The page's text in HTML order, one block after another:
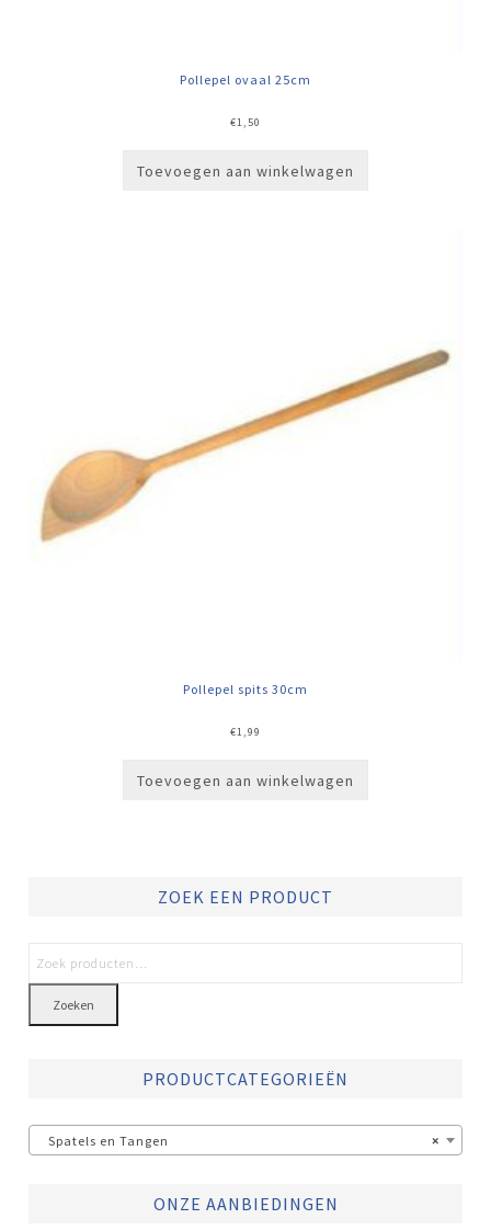
Pollepel ovaal 25cm
€1,50
Toevoegen aan winkelwagen
Pollepel spits 30cm
€1,99
Toevoegen aan winkelwagen
ZOEK EEN PRODUCT
Zoeken
PRODUCTCATEGORIEËN
×
Spatels en Tangen
ONZE AANBIEDINGEN